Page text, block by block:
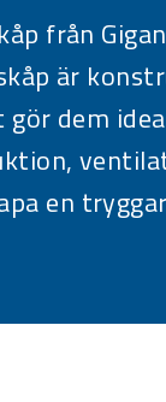
från
är
dem
en